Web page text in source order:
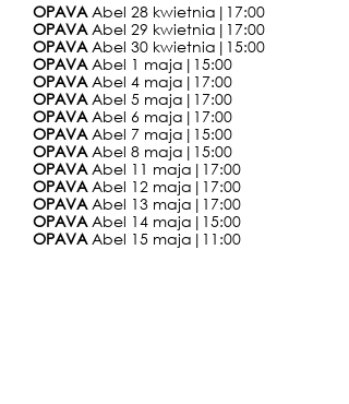
OPAVAAbel 28 kwietnia | 17:00
OPAVAAbel 29 kwietnia | 17:00
OPAVAAbel 30 kwietnia | 15:00
OPAVAAbel 1 maja | 15:00
OPAVAAbel 4 maja | 17:00
OPAVAAbel 5 maja | 17:00
OPAVAAbel 6 maja | 17:00
OPAVAAbel 7 maja | 15:00
OPAVAAbel 8 maja | 15:00
OPAVAAbel 11 maja | 17:00
OPAVAAbel 12 maja | 17:00
OPAVAAbel 13 maja | 17:00
OPAVAAbel 14 maja | 15:00
OPAVAAbel 15 maja | 11 :00